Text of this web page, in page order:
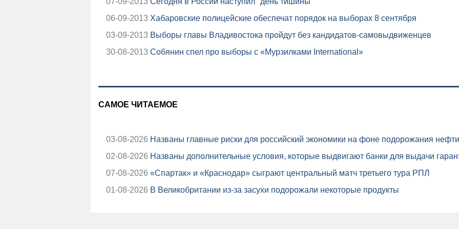
06-09-2013 Хабаровские полицейские обеспечат порядок на выборах 8 сентября
03-09-2013 Выборы главы Владивостока пройдут без кандидатов-самовыдвиженцев
30-08-2013 Собянин спел про выборы с «Мурзилками International»
САМОЕ ЧИТАЕМОЕ
03-08-2026 Названы главные риски для российский экономики на фоне подорожания нефти
02-08-2026 Названы дополнительные условия, которые выдвигают банки для выдачи
07-08-2026 «Спартак» и «Краснодар» сыграют центральный матч третьего тура РПЛ
01-08-2026 В Великобритании из-за засухи подорожали некоторые продукты